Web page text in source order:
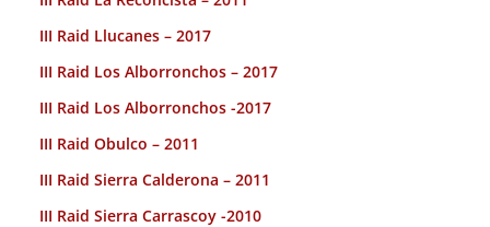
III Raid Llucanes – 2017
III Raid Los Alborronchos – 2017
III Raid Los Alborronchos -2017
III Raid Obulco – 2011
III Raid Sierra Calderona – 2011
III Raid Sierra Carrascoy -2010